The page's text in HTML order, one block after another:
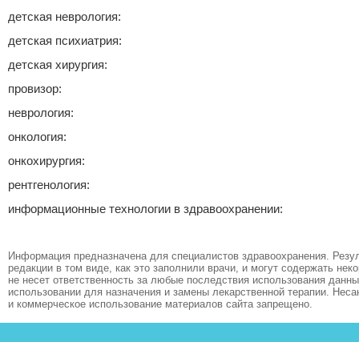
детская неврология:
детская психиатрия:
детская хирургия:
провизор:
неврология:
онкология:
онкохирургия:
рентгенология:
информационные технологии в здравоохранении:
Информация предназначена для специалистов здравоохранения.
редакции в том виде, как это заполнили врачи, и могут содержать
не несет ответственность за любые последствия использования
использовании для назначения и замены лекарственной терапии.
и коммерческое использование материалов сайта запрещено.